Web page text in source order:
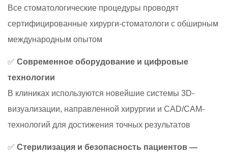
Все стоматологические процедуры проводят
сертифицированные хирурги-стоматологи с обширным
международным опытом
✅ Современное оборудование и цифровые
технологии
В клиниках используются новейшие системы 3D-
визуализации, направленной хирургии и CAD/CAM-
технологий для достижения точных результатов
✅ Стерилизация и безопасность пациентов —